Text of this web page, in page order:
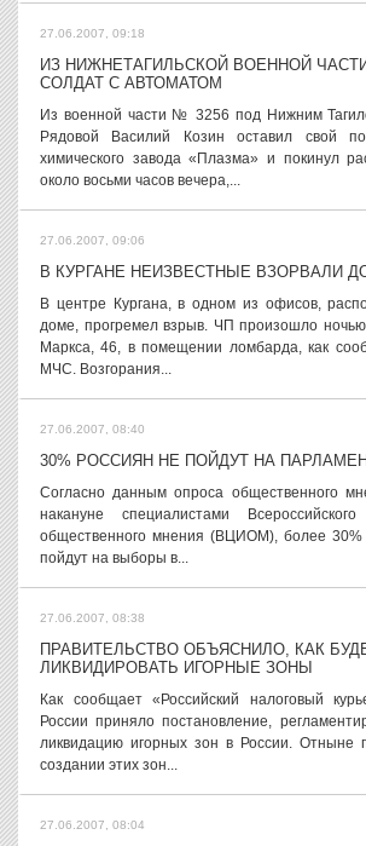
27.06.2007, 09:18
ИЗ НИЖНЕТАГИЛЬСКОЙ ВОЕННОЙ
СОЛДАТ С АВТОМАТОМ
Из военной части № 3256 под Нижним
Рядовой Василий Козин оставил свой
химического завода «Плазма» и покинул
около восьми часов вечера,...
27.06.2007, 09:06
В КУРГАНЕ НЕИЗВЕСТНЫЕ ВЗОРВАЛИ
В центре Кургана, в одном из офисов,
доме, прогремел взрыв. ЧП произошло
Маркса, 46, в помещении ломбарда, как
МЧС. Возгорания...
27.06.2007, 08:40
30% РОССИЯН НЕ ПОЙДУТ НА
Согласно данным опроса общественного
накануне специалистами
общественного мнения (ВЦИОМ), более 30%
пойдут на выборы в...
27.06.2007, 08:38
ПРАВИТЕЛЬСТВО ОБЪЯСНИЛО, КАК
ЛИКВИДИРОВАТЬ ИГОРНЫЕ ЗОНЫ
Как сообщает «Российский налоговый
России приняло постановление,
ликвидацию игорных зон в России. Отныне
создании этих зон...
27.06.2007, 08:04